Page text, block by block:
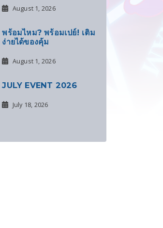
August 1, 2026
พร้อมไหม? พร้อมเปย์! เติม
ง่ายได้ของคุ้ม
August 1, 2026
JULY EVENT 2026
July 18, 2026